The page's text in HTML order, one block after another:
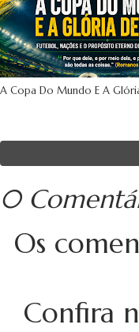
A Copa Do Mundo E A
0
Os
Confira